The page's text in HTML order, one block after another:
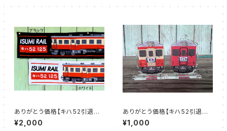
ありがとう価格【キハ52引退記
念グッズ】キハ52マフラータオル
¥2,000
ありがとう価格【キハ52引退記
念グッズ】キハ52アクスタキーチ
ェーン
¥1,000